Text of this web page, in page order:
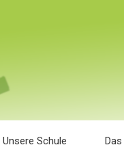
Unsere Schule